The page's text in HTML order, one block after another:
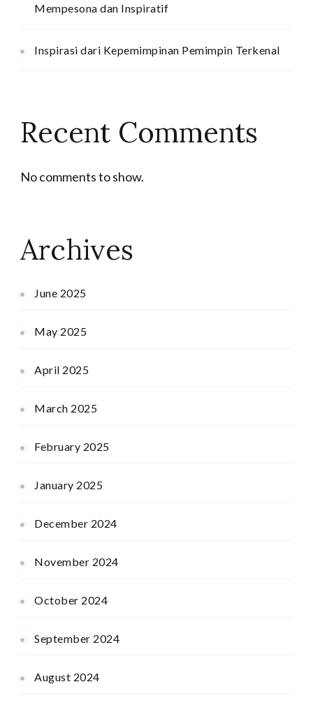
Mempesona dan Inspiratif
Inspirasi dari Kepemimpinan Pemimpin Terkenal
Recent Comments
No comments to show.
Archives
June 2025
May 2025
April 2025
March 2025
February 2025
January 2025
December 2024
November 2024
October 2024
September 2024
August 2024